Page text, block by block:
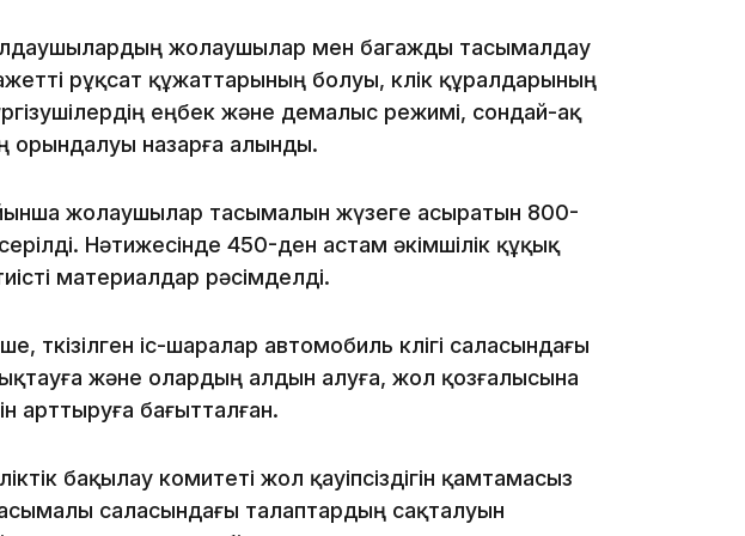
жолаушылар мен багажды тасымалдау
рұқсат құжаттарының болуы, көлік құралдарының
еңбек және демалыс режимі, сондай-ақ
орындалуы назарға алынды.
жолаушылар тасымалын жүзеге асыратын 800-
Нәтижесінде 450-ден астам әкімшілік құқық
материалдар рәсімделді.
өткізілген іс-шаралар автомобиль көлігі саласындағы
және олардың алдын алуға, жол қозғалысына
арттыруға бағытталған.
бақылау комитеті жол қауіпсіздігін қамтамасыз
саласындағы талаптардың сақталуын